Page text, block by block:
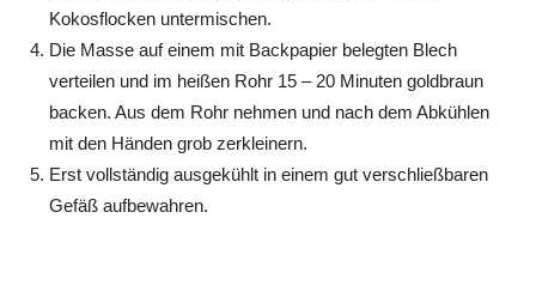
Kokosflocken untermischen.
Die Masse auf einem mit Backpapier belegten Blech
verteilen und im heißen Rohr 15 – 20 Minuten goldbraun
backen. Aus dem Rohr nehmen und nach dem Abkühlen
mit den Händen grob zerkleinern.
Erst vollständig ausgekühlt in einem gut verschließbaren
Gefäß aufbewahren.